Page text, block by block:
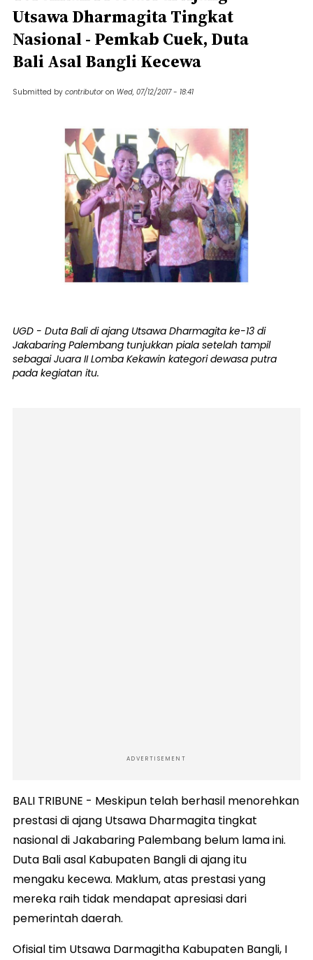
Utsawa Dharmagita Tingkat
Nasional - Pemkab Cuek, Duta
Bali Asal Bangli Kecewa
Submitted by contributor on Wed, 07/12/2017 - 18:41
UGD - Duta Bali di ajang Utsawa Dharmagita ke-13 di
Jakabaring Palembang tunjukkan piala setelah tampil
sebagai Juara II Lomba Kekawin kategori dewasa putra
pada kegiatan itu.
ADVERTISEMENT
BALI TRIBUNE - Meskipun telah berhasil menorehkan
prestasi di ajang Utsawa Dharmagita tingkat
nasional di Jakabaring Palembang belum lama ini.
Duta Bali asal Kabupaten Bangli di ajang itu
mengaku kecewa. Maklum, atas prestasi yang
mereka raih tidak mendapat apresiasi dari
pemerintah daerah.
Ofisial tim Utsawa Darmagitha Kabupaten Bangli, I